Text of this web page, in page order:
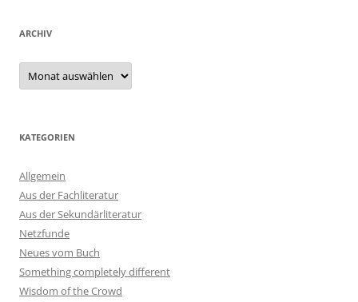
ARCHIV
Archiv
KATEGORIEN
Allgemein
Aus der Fachliteratur
Aus der Sekundärliteratur
Netzfunde
Neues vom Buch
Something completely different
Wisdom of the Crowd